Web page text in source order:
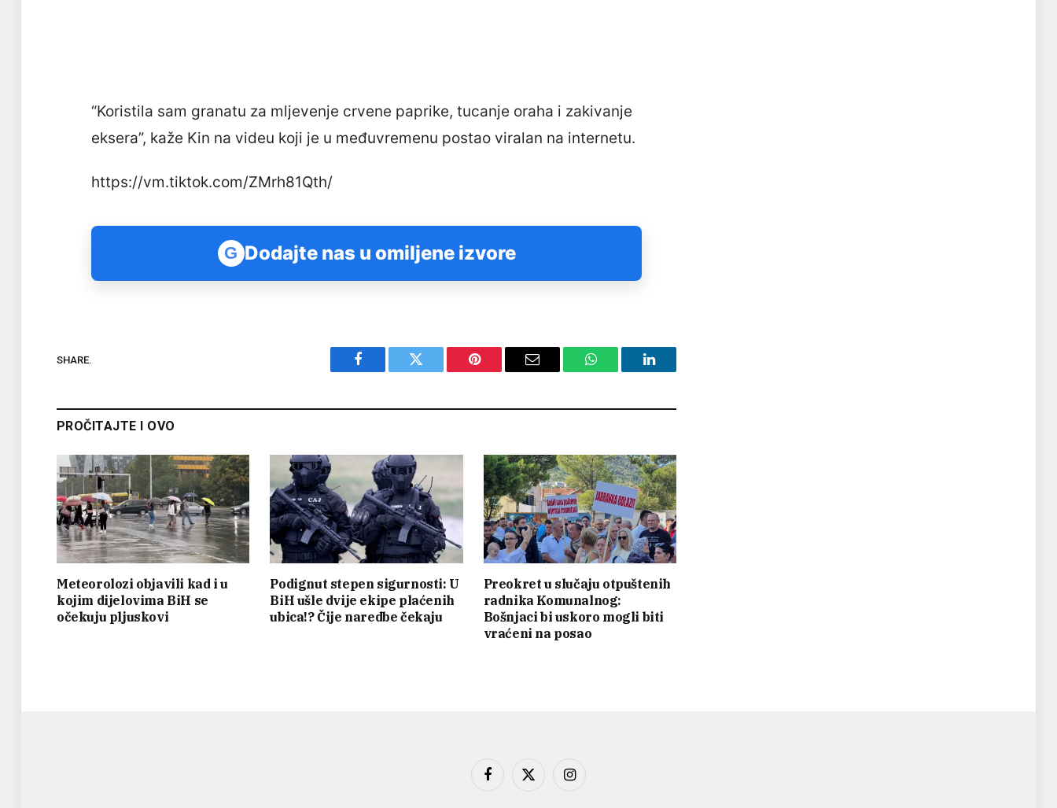
“Koristila sam granatu za mljevenje crvene paprike, tucanje oraha i zakivanje
eksera”, kaže Kin na videu koji je u međuvremenu postao viralan na internetu.
https://vm.tiktok.com/ZMrh81Qth/
G Dodajte nas u omiljene izvore
SHARE.
Facebook Twitter Pinterest Email WhatsAppLinkedIn
PROČITAJTE I OVO
Meteorolozi objavili kad i u
kojim dijelovima BiH se
očekuju pljuskovi
Podignut stepen sigurnosti: U
BiH ušle dvije ekipe plaćenih
ubica!? Čije naredbe čekaju
Preokret u slučaju otpuštenih
radnika Komunalnog:
Bošnjaci bi uskoro mogli biti
vraćeni na posao
Facebook
X
Instagram